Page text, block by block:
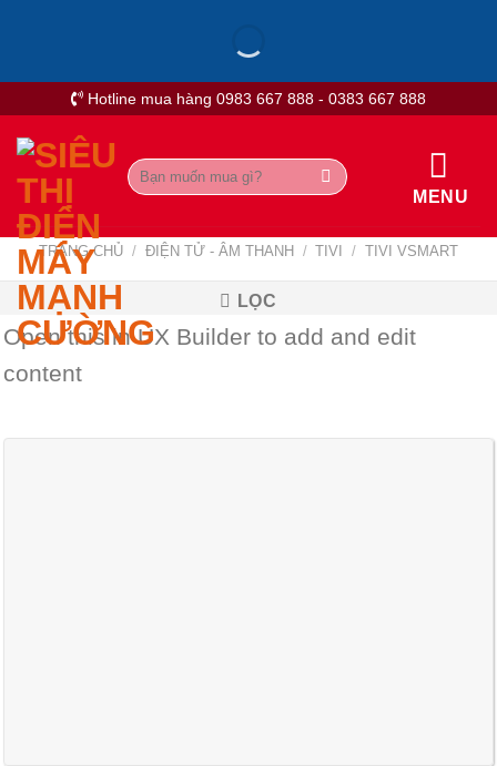
Hotline mua hàng 0983 667 888 - 0383 667 888
Tìm
kiếm:
MENU
TRANG CHỦ / ĐIỆN TỬ - ÂM THANH / TIVI / TIVI VSMART
LỌC
Open this in UX Builder to add and edit
content